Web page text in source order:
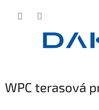
WPC terasová